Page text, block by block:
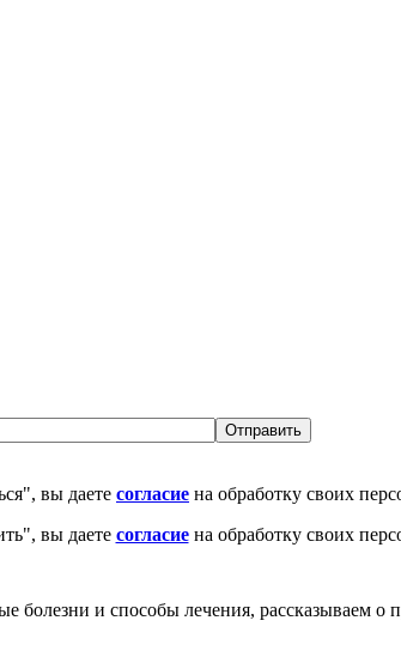
вы даете согласие на обработку своих
вы даете согласиена обработку своих
и способы лечения, рассказываем о